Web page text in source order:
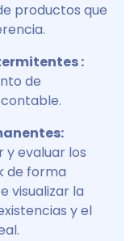
productos que
:
de
evaluar los
de forma
visualizar la
y el